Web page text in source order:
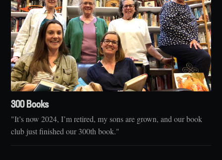
300 Books
"It’s now 2024, I’m retired, my sons are grown, and our book
club just finished our 300th book."